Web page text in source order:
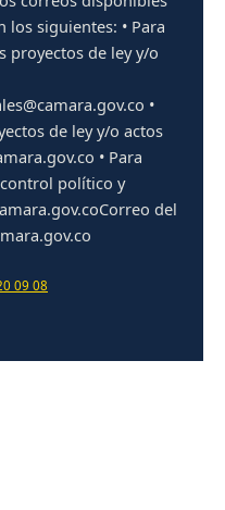
siguientes: • Para
proyectos de ley y/o
•
de ley y/o actos
• Para
político y
del
09 08